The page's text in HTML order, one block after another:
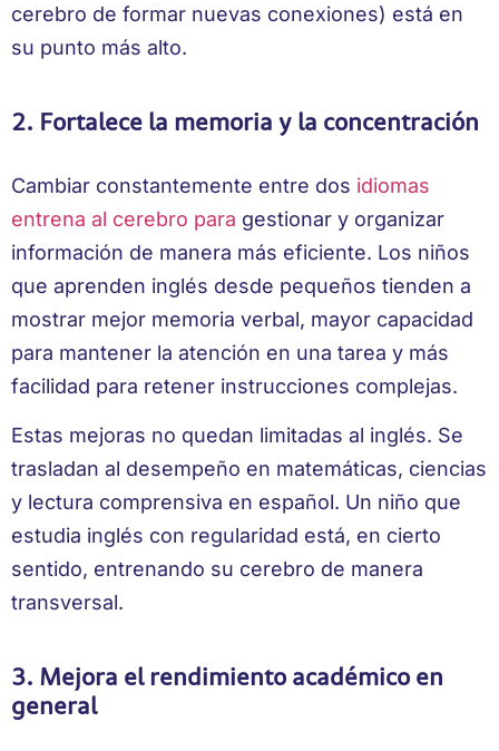
cerebro de formar nuevas conexiones) está en
su punto más alto.
2. Fortalece la memoria y la concentración
Cambiar constantemente entre dos idiomas
entrena al cerebro para gestionar y organizar
información de manera más eficiente. Los niños
que aprenden inglés desde pequeños tienden a
mostrar mejor memoria verbal, mayor capacidad
para mantener la atención en una tarea y más
facilidad para retener instrucciones complejas.
Estas mejoras no quedan limitadas al inglés. Se
trasladan al desempeño en matemáticas, ciencias
y lectura comprensiva en español. Un niño que
estudia inglés con regularidad está, en cierto
sentido, entrenando su cerebro de manera
transversal.
3. Mejora el rendimiento académico en
general